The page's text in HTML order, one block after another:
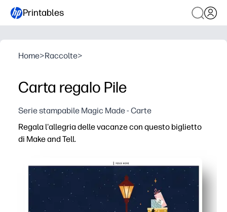
Printables
Home>Raccolte>
Carta regalo Pile
Serie stampabile Magic Made - Carte
Regala l'allegria delle vacanze con questo biglietto
di Make and Tell.
Si stampa e si piega in pochi minuti, senza
L'interno è bianco: personalizza una nota sincera o
Ottieni un design vivace e moderno che sembra
Puoi stamparne una o più, ideale per regali dell'ultimo